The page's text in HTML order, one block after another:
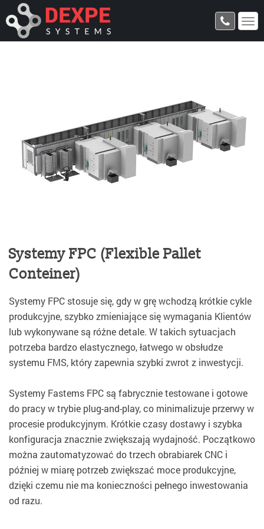
Systemy FPC (Flexible Pallet
Conteiner)
Systemy FPC stosuje się, gdy w grę wchodzą krótkie cykle
produkcyjne, szybko zmieniające się wymagania Klientów
lub wykonywane są różne detale. W takich sytuacjach
potrzeba bardzo elastycznego, łatwego w obsłudze
systemu FMS, który zapewnia szybki zwrot z inwestycji.
Systemy Fastems FPC są fabrycznie testowane i gotowe
do pracy w trybie plug-and-play, co minimalizuje przerwy w
procesie produkcyjnym. Krótkie czasy dostawy i szybka
konfiguracja znacznie zwiększają wydajność. Początkowo
można zautomatyzować do trzech obrabiarek CNC i
później w miarę potrzeb zwiększać moce produkcyjne,
dzięki czemu nie ma konieczności pełnego inwestowania
od razu.